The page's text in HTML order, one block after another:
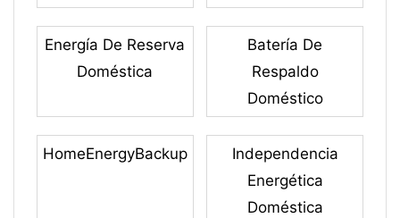
Energía De Reserva
Doméstica
Batería De
Respaldo
Doméstico
HomeEnergyBackup
Independencia
Energética
Doméstica